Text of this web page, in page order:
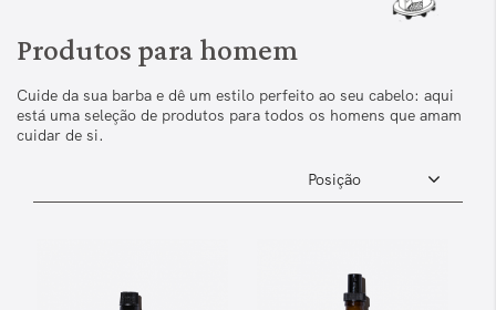
Produtos para homem
Cuide da sua barba e dê um estilo perfeito ao seu cabelo: aqui
está uma seleção de produtos para todos os homens que amam
cuidar de si.